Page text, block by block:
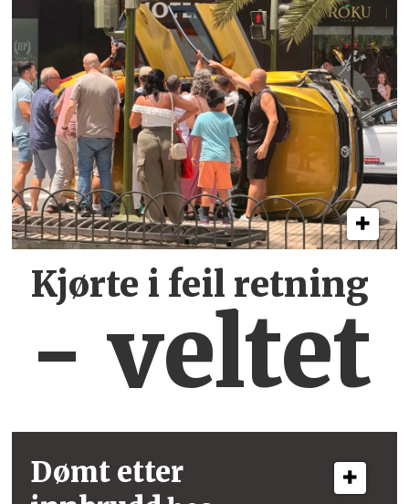
Kjørte i feil retning
- veltet
Dømt etter